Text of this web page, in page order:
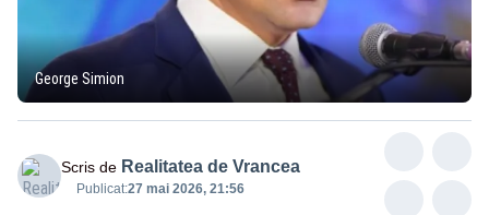
George Simion
Scris de Realitatea de Vrancea
Publicat:27 mai 2026, 21:56